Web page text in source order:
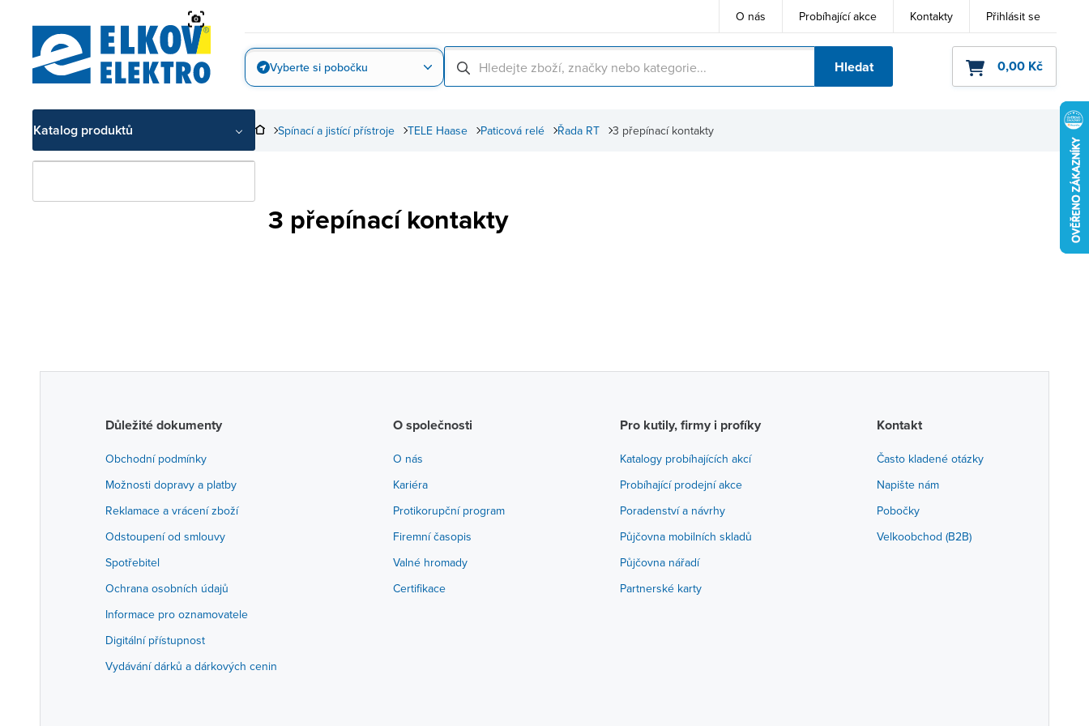
O nás Probíhající akce Kontakty Přihlásit se
Vyberte si pobočku Hledat 0,00 Kč
Katalog produktů 3 přepínací kontakty
Řada RT
Paticová relé
TELE Haase
Spínací a jistící přístroje
3 přepínací kontakty
Důležité dokumenty
Obchodní podmínky
Možnosti dopravy a platby
Reklamace a vrácení zboží
Odstoupení od smlouvy
Spotřebitel
Ochrana osobních údajů
Informace pro oznamovatele
Digitální přístupnost
Vydávání dárků a dárkových cenin
O společnosti
O nás
Kariéra
Protikorupční program
Firemní časopis
Valné hromady
Certifikace
Pro kutily, firmy i profíky
Katalogy probíhajících akcí
Probíhající prodejní akce
Poradenství a návrhy
Půjčovna mobilních skladů
Půjčovna nářadí
Partnerské karty
Kontakt
Často kladené otázky
Napište nám
Pobočky
Velkoobchod (B2B)